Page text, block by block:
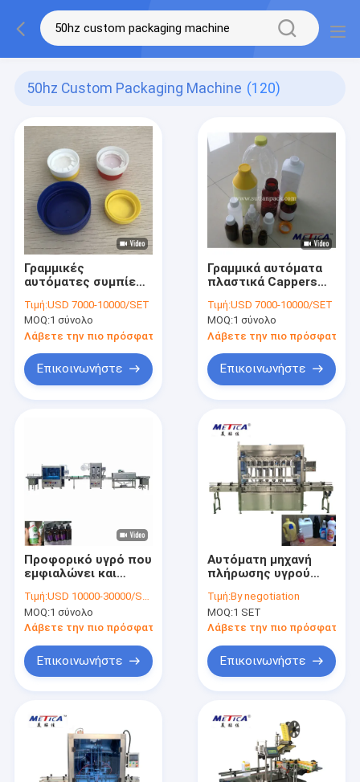
50hz Custom Packaging Machine (120)
Γραμμικές
αυτόματες συμπίεση
βιδών μπουκαλιών
αναστολής και
κεφαλή κοχλίου
Τιμή:USD 7000-10000/SET
MOQ:1 σύνολο
Λάβετε την πιο πρόσφατη τιμή
Επικοινωνήστε
Γραμμικά αυτόματα
πλαστικά Cappers
αξόνων μηχανών
κάλυψης
μπουκαλιών
Τιμή:USD 7000-10000/SET
MOQ:1 σύνολο
Λάβετε την πιο πρόσφατη
Επικοινωνήστε
Προφορικό υγρό που
εμφιαλώνει και
μπουκαλιών γυαλιού
μηχανών 0.6-0.8Mpa
μαρκαρίσματος
Τιμή:USD 10000-30000/SET
MOQ:1 σύνολο
Λάβετε την πιο πρόσφατη τιμή
Επικοινωνήστε
Αυτόματη μηχανή
πλήρωσης υγρού
1000-5000 BPH
Τιμή:By negotiation
MOQ:1 SET
Λάβετε την πιο πρόσφατη
Επικοινωνήστε